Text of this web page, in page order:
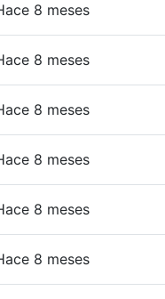
8 meses
8 meses
8 meses
8 meses
8 meses
8 meses